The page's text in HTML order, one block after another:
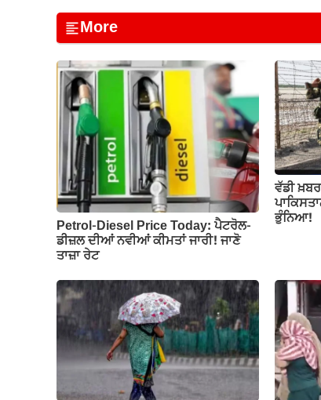
c
e
b
o
o
k
at
s
A
p
p
aile
gr
a
m
p
y
n
k
ar
e
More
Petrol-Diesel Price Today: ਪੈਟਰੋਲ-
ਡੀਜ਼ਲ ਦੀਆਂ ਨਵੀਆਂ ਕੀਮਤਾਂ ਜਾਰੀ! ਜਾਣੋ
ਤਾਜ਼ਾ ਰੇਟ
ਵੱਡੀ
ਭੁੰਨਿਆ!